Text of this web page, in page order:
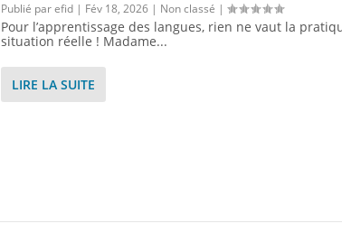
Publié parefid| Fév 18, 2026| Non classé |
Pour l’apprentissage des langues, rien ne vaut la
situation réelle ! Madame...
LIRE LA SUITE